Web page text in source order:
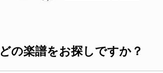
どの楽譜をお探しですか？